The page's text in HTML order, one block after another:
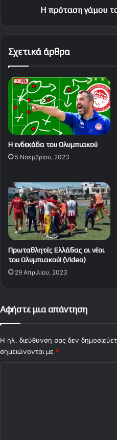
Η πρόταση γάμου
Σχετικά άρθρα
Η ενδεκάδα του Ολυμπιακού
5 Νοεμβρίου, 2023
Πρωταθλητές Ελλάδας οι νέοι
του Ολυμπιακού! (Video)
29 Απριλίου, 2023
Αφήστε μια απάντηση
Η ηλ. διεύθυνση σας δεν
σημειώνονται με *